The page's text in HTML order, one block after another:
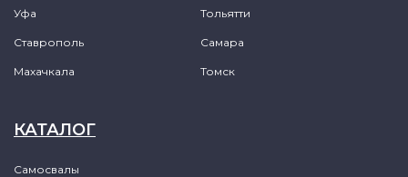
Уфа Тольятти
Ставрополь Самара
Махачкала Томск
КАТАЛОГ
Самосвалы